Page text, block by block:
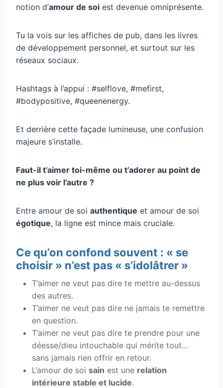
notion d’amour de soi est devenue omniprésente.
Tu la vois sur les affiches de pub, dans les livres
de développement personnel, et surtout sur les
réseaux sociaux.
Hashtags à l’appui : #selflove, #mefirst,
#bodypositive, #queenenergy.
Et derrière cette façade lumineuse, une confusion
majeure s’installe.
Faut-il t’aimer toi-même ou t’adorer au point de
ne plus voir l’autre ?
Entre amour de soi authentique et amour de soi
égotique, la ligne est mince mais cruciale.
Ce qu’on confond souvent : « se
choisir » n’est pas « s’idolâtrer »
T’aimer ne veut pas dire te mettre au-dessus
des autres.
T’aimer ne veut pas dire ne jamais te remettre
en question.
T’aimer ne veut pas dire te prendre pour une
déesse/dieu intouchable qui mérite tout…
sans jamais rien offrir en retour.
L’amour de soi sain est une relation
intérieure stable et lucide.